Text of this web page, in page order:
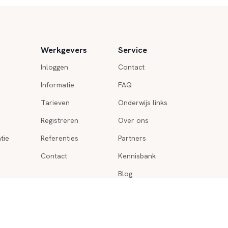
Werkgevers
Inloggen
Informatie
Tarieven
Registreren
Referenties
Contact
Service
Contact
FAQ
Onderwijs links
Over ons
Partners
Kennisbank
Blog